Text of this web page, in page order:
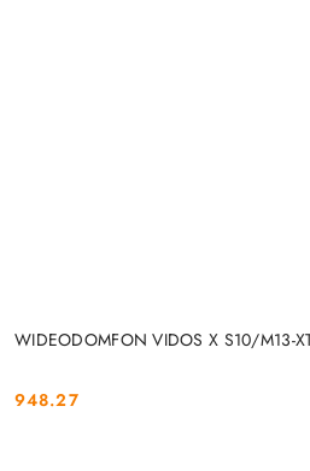
WIDEODOMFON VIDOS X S10/M13-
Cena:
948.27